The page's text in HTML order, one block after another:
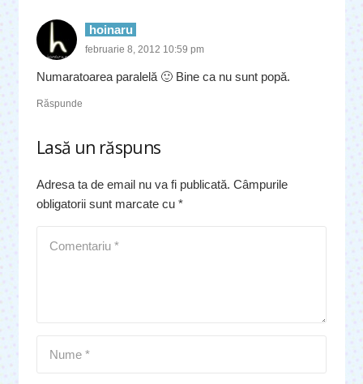
hoinaru
februarie 8, 2012 10:59 pm
Numaratoarea paralelă 🙂 Bine ca nu sunt popă.
Răspunde
Lasă un răspuns
Adresa ta de email nu va fi publicată. Câmpurile
obligatorii sunt marcate cu *